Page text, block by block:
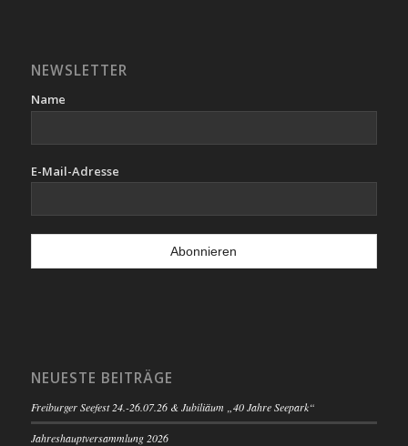
NEWSLETTER
Name
E-Mail-Adresse
NEUESTE BEITRÄGE
Freiburger Seefest 24.-26.07.26 & Jubiliäum „40 Jahre Seepark“
Jahreshauptversammlung 2026